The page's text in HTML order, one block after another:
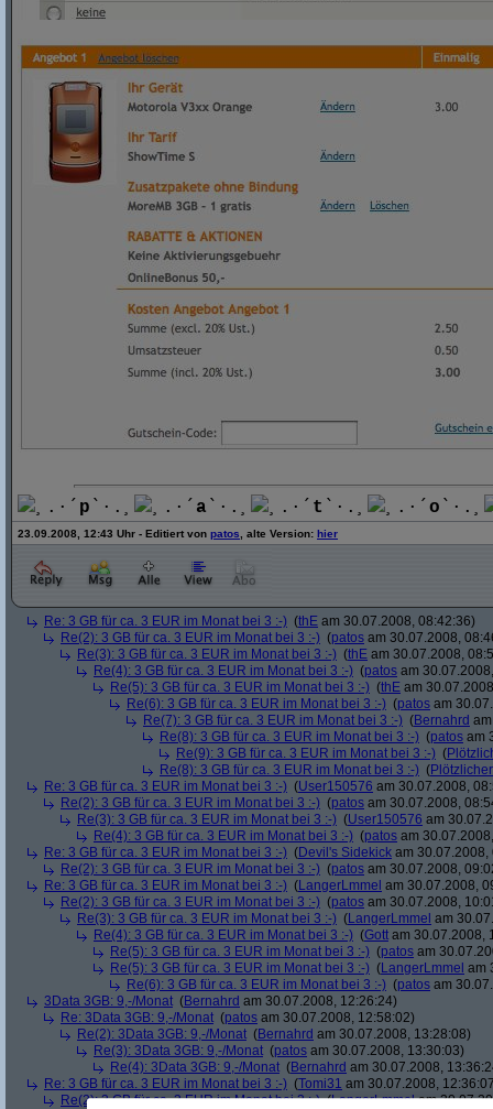
¸.·´ p `·.¸ ¸.·´ a `·.¸ ¸.·´ t `·.¸ ¸.·´ o `·.¸
23.09.2008, 12:43 Uhr - Editiert von patos , alte Version: hier
Re: 3 GB für ca. 3 EUR im Monat bei 3 :-) (thE am 30.07.2008, 08:42:36)
Re(2): 3 GB für ca. 3 EUR im Monat bei 3 :-) (patos am 30.07.2008,
Re(3): 3 GB für ca. 3 EUR im Monat bei 3 :-) (thE am 30.07.2008,
Re(4): 3 GB für ca. 3 EUR im Monat bei 3 :-) (patos am
Re(5): 3 GB für ca. 3 EUR im Monat bei 3 :-) (thE am
Re(6): 3 GB für ca. 3 EUR im Monat bei 3 :-) (patos am
Re(7): 3 GB für ca. 3 EUR im Monat bei 3 :-) (Bernahrd
Re(8): 3 GB für ca. 3 EUR im Monat bei 3 :-) (patos am
Re(9): 3 GB für ca. 3 EUR im Monat bei 3 :-) (
Re(8): 3 GB für ca. 3 EUR im Monat bei 3 :-) (
Re: 3 GB für ca. 3 EUR im Monat bei 3 :-) (User150576 am 30.07.2008,
Re(2): 3 GB für ca. 3 EUR im Monat bei 3 :-) (patos am 30.07.2008,
Re(3): 3 GB für ca. 3 EUR im Monat bei 3 :-) (User150576 am
Re(4): 3 GB für ca. 3 EUR im Monat bei 3 :-) (patos am
Re: 3 GB für ca. 3 EUR im Monat bei 3 :-) (Devil's Sidekick am 30.07.2008,
Re(2): 3 GB für ca. 3 EUR im Monat bei 3 :-) (patos am 30.07.2008,
Re: 3 GB für ca. 3 EUR im Monat bei 3 :-) (LangerLmmel am 30.07.2008,
Re(2): 3 GB für ca. 3 EUR im Monat bei 3 :-) (patos am 30.07.2008,
Re(3): 3 GB für ca. 3 EUR im Monat bei 3 :-) (LangerLmmel am
Re(4): 3 GB für ca. 3 EUR im Monat bei 3 :-) (Gott am 30.07.2008,
Re(5): 3 GB für ca. 3 EUR im Monat bei 3 :-) (patos am
Re(5): 3 GB für ca. 3 EUR im Monat bei 3 :-) (LangerLmmel am
Re(6): 3 GB für ca. 3 EUR im Monat bei 3 :-) (patos am
3Data 3GB: 9,-/Monat (Bernahrd am 30.07.2008, 12:26:24)
Re: 3Data 3GB: 9,-/Monat (patos am 30.07.2008, 12:58:02)
Re(2): 3Data 3GB: 9,-/Monat (Bernahrd am 30.07.2008, 13:28:08)
Re(3): 3Data 3GB: 9,-/Monat (patos am 30.07.2008, 13:30:03)
Re(4): 3Data 3GB: 9,-/Monat (Bernahrd am 30.07.2008,
Re: 3 GB für ca. 3 EUR im Monat bei 3 :-) (Tomi31 am 30.07.2008,
Re(2): 3 GB für ca. 3 EUR im Monat bei 3 :-)(LangerLmmelam